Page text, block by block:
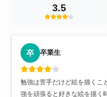
3.5
卒 卒業生
勉強は苦手だけど絵を描くこ
強を頑張ると好きな絵を描く